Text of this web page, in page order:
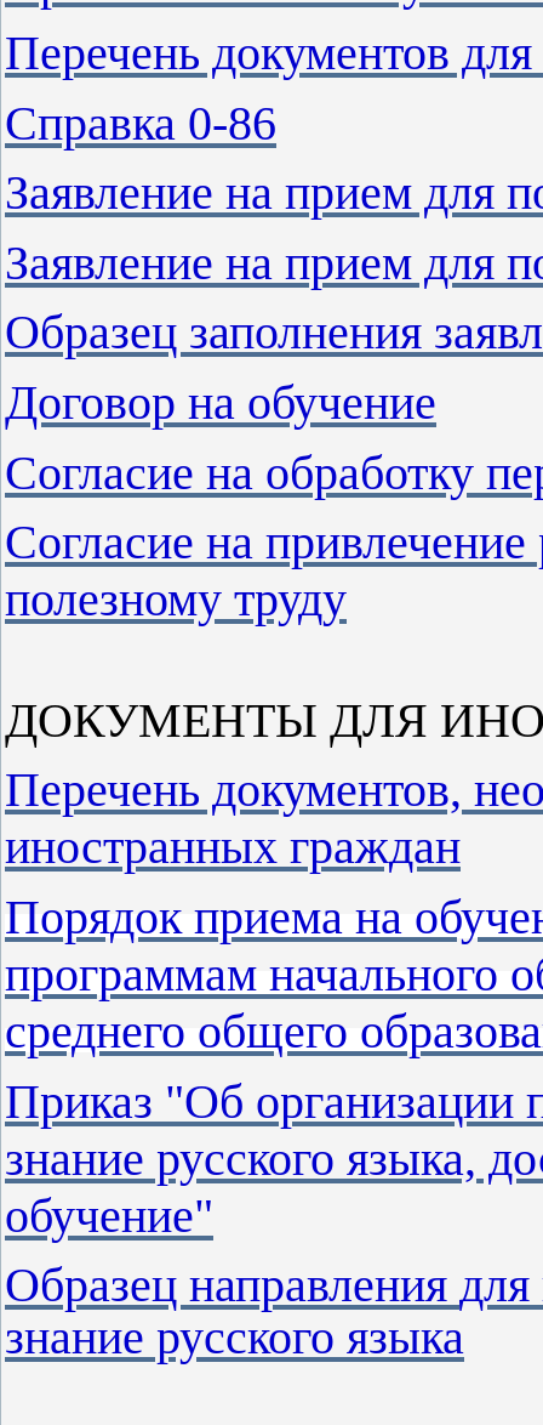
Перечень документов
Справка 0-86
Заявление на прием для
Заявление на прием для
Образец заполнения
Договор на обучение
Согласие на обработку
Согласие на
полезному труду
ДОКУМЕНТЫ ДЛЯ
Перечень документов,
иностранных граждан
Порядок приема на
программам начального
среднего общего
Приказ "Об организации
знание русского языка,
обучение"
Образец направления для
знание русского языка